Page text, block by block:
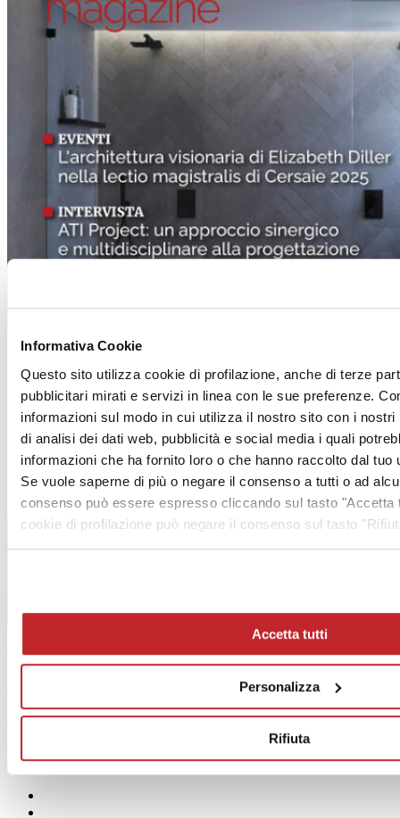
Informativa Cookie
Questo sito utilizza cookie di profilazione, anche di terze
pubblicitari mirati e servizi in linea con le sue preferenze.
informazioni sul modo in cui utilizza il nostro sito con i
di analisi dei dati web, pubblicità e social media i quali
informazioni che ha fornito loro o che hanno raccolto dal
Se vuole saperne di più o negare il consenso a tutti o ad
consenso può essere espresso cliccando sul tasto "Accetta
cookie di profilazione può negare il consenso sul tasto
Accetta tutti
Personalizza
Rifiuta
Abbonamento Gratuito >
MediaKit >